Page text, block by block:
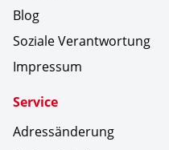
Blog
Soziale Verantwortung
Impressum
Service
Adressänderung